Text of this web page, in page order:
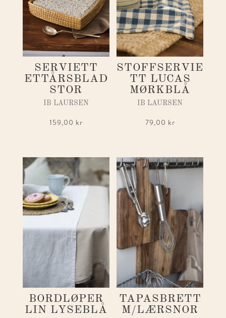
SERVIETT
ETTÅRSBLAD
STOR
IB LAURSEN
159,00 kr
STOFFSERVIE
TT LUCAS
MØRKBLÅ
IB LAURSEN
79,00 kr
BORDLØPER
LIN LYSEBLÅ
TAPASBRETT
M/LÆRSNOR